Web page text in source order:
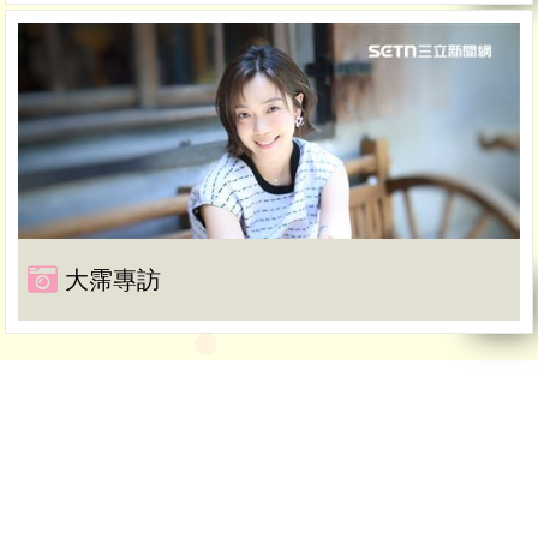
大霈專訪